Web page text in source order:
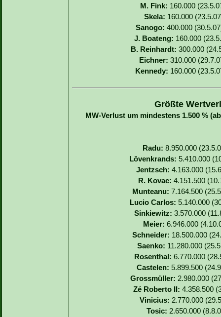
M. Fink: 160.000
Skela: 160.000
Sanogo: 400.000
J. Boateng: 160.000
B. Reinhardt:300.000
Eichner: 310.000
Kennedy: 160.000
Größte
MW-Verlust um mindestens 1.500 %
Radu: 8.950.000
Lövenkrands: 5.410.000
Jentzsch: 4.163.000
R. Kovac: 4.151.500
Munteanu: 7.164.500
Lucio Carlos: 5.140.000
Sinkiewitz: 3.570.000
Meier: 6.946.000
Schneider: 18.500.000
Saenko: 11.280.000
Rosenthal: 6.770.000
Castelen: 5.899.500
Grossmüller: 2.980.000
Zé Roberto II: 4.358.500
Vinicius: 2.770.000
Tosic: 2.650.000